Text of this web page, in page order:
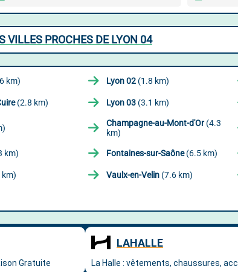
VILLES PROCHES DE LYON 04
km) Lyon 02 (1.8 km)
(2.8 km) Lyon 03 (3.1 km)
Champagne-au-Mont-d'Or(4.3
km)
km) Fontaines-sur-Saône(6.5 km)
Vaulx-en-Velin (7.6 km)